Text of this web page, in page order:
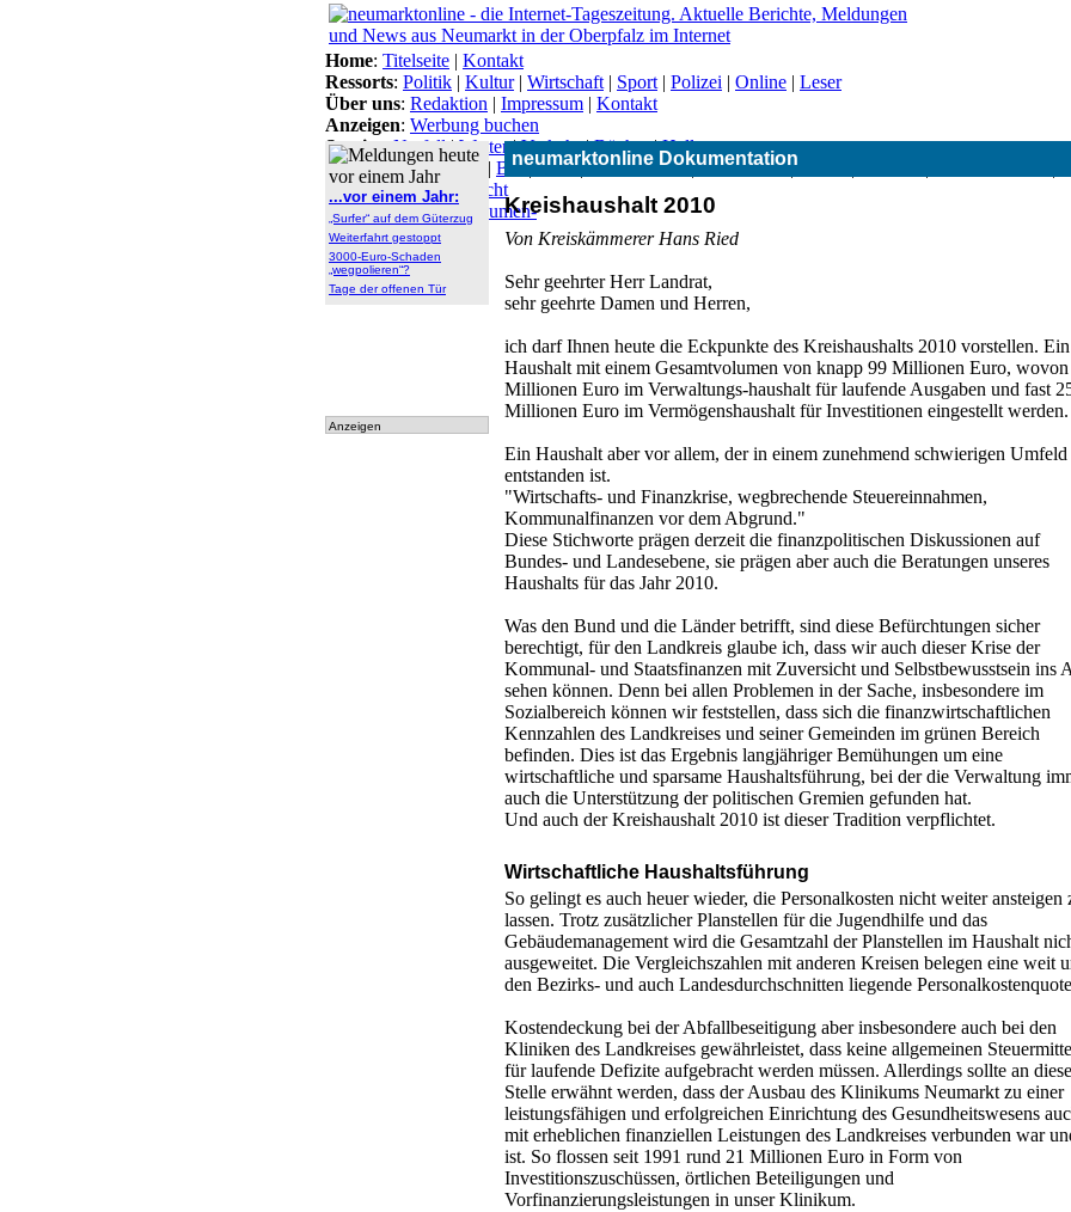
neumarktonline Dokumentation
Kreishaushalt 2010
Von Kreiskämmerer Hans Ried
Sehr geehrter Herr Landrat,
sehr geehrte Damen und Herren,
ich darf Ihnen heute die Eckpunkte des Kreishaushalts 2010 vorstellen. Ein
Haushalt mit einem Gesamtvolumen von knapp 99 Millionen Euro,
Millionen Euro im Verwaltungs-haushalt für laufende Ausgaben und fast
Millionen Euro im Vermögenshaushalt für Investitionen eingestellt werden.
Ein Haushalt aber vor allem, der in einem zunehmend schwierigen Umfeld
entstanden ist.
"Wirtschafts- und Finanzkrise, wegbrechende Steuereinnahmen,
Kommunalfinanzen vor dem Abgrund."
Diese Stichworte prägen derzeit die finanzpolitischen Diskussionen auf
Bundes- und Landesebene, sie prägen aber auch die Beratungen unseres
Haushalts für das Jahr 2010.
Was den Bund und die Länder betrifft, sind diese Befürchtungen sicher
berechtigt, für den Landkreis glaube ich, dass wir auch dieser Krise der
Kommunal- und Staatsfinanzen mit Zuversicht und Selbstbewusstsein ins
sehen können. Denn bei allen Problemen in der Sache, insbesondere im
Sozialbereich können wir feststellen, dass sich die finanzwirtschaftlichen
Kennzahlen des Landkreises und seiner Gemeinden im grünen Bereich
befinden. Dies ist das Ergebnis langjähriger Bemühungen um eine
wirtschaftliche und sparsame Haushaltsführung, bei der die Verwaltung
auch die Unterstützung der politischen Gremien gefunden hat.
Und auch der Kreishaushalt 2010 ist dieser Tradition verpflichtet.
Wirtschaftliche Haushaltsführung
So gelingt es auch heuer wieder, die Personalkosten nicht weiter ansteigen
lassen. Trotz zusätzlicher Planstellen für die Jugendhilfe und das
Gebäudemanagement wird die Gesamtzahl der Planstellen im Haushalt
ausgeweitet. Die Vergleichszahlen mit anderen Kreisen belegen eine weit
den Bezirks- und auch Landesdurchschnitten liegende
Kostendeckung bei der Abfallbeseitigung aber insbesondere auch bei den
Kliniken des Landkreises gewährleistet, dass keine allgemeinen
für laufende Defizite aufgebracht werden müssen. Allerdings sollte an
Stelle erwähnt werden, dass der Ausbau des Klinikums Neumarkt zu einer
leistungsfähigen und erfolgreichen Einrichtung des Gesundheitswesens
mit erheblichen finanziellen Leistungen des Landkreises verbunden war
ist. So flossen seit 1991 rund 21 Millionen Euro in Form von
Investitionszuschüssen, örtlichen Beteiligungen und
Vorfinanzierungsleistungen in unser Klinikum.
...vor einem Jahr:
„Surfer“ auf dem Güterzug
Weiterfahrt gestoppt
3000-Euro-Schaden
„wegpolieren“?
Tage der offenen Tür
Anzeigen
Home: Titelseite | Kontakt
Ressorts: Politik | Kultur| Wirtschaft | Sport | Polizei | Online | Leser
Über uns: Redaktion | Impressum | Kontakt
Anzeigen: Werbung buchen
Service: Notfall | Wetter|Verkehr|Bücher|Hallo
Themen:Arbeitsamt | BN|CSU|Freie Wähler|Gesundheit|
Lokal-Links:Übersicht
Archiv:Archiv|Dokumen-
tationen